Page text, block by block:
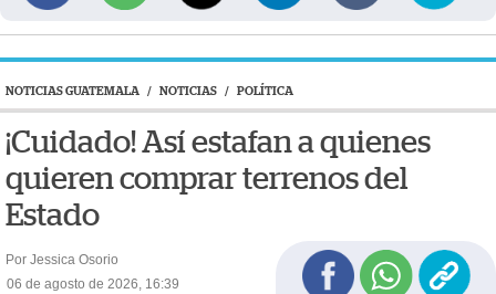
NOTICIAS GUATEMALA / NOTICIAS / POLÍTICA
¡Cuidado! Así estafan a quienes
quieren comprar terrenos del
Estado
Por Jessica Osorio
06 de agosto de 2026, 16:39